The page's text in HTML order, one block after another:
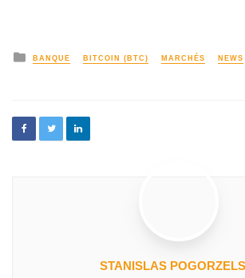
BANQUE BITCOIN (BTC) MARCHÉS NEWS
STANISLAS